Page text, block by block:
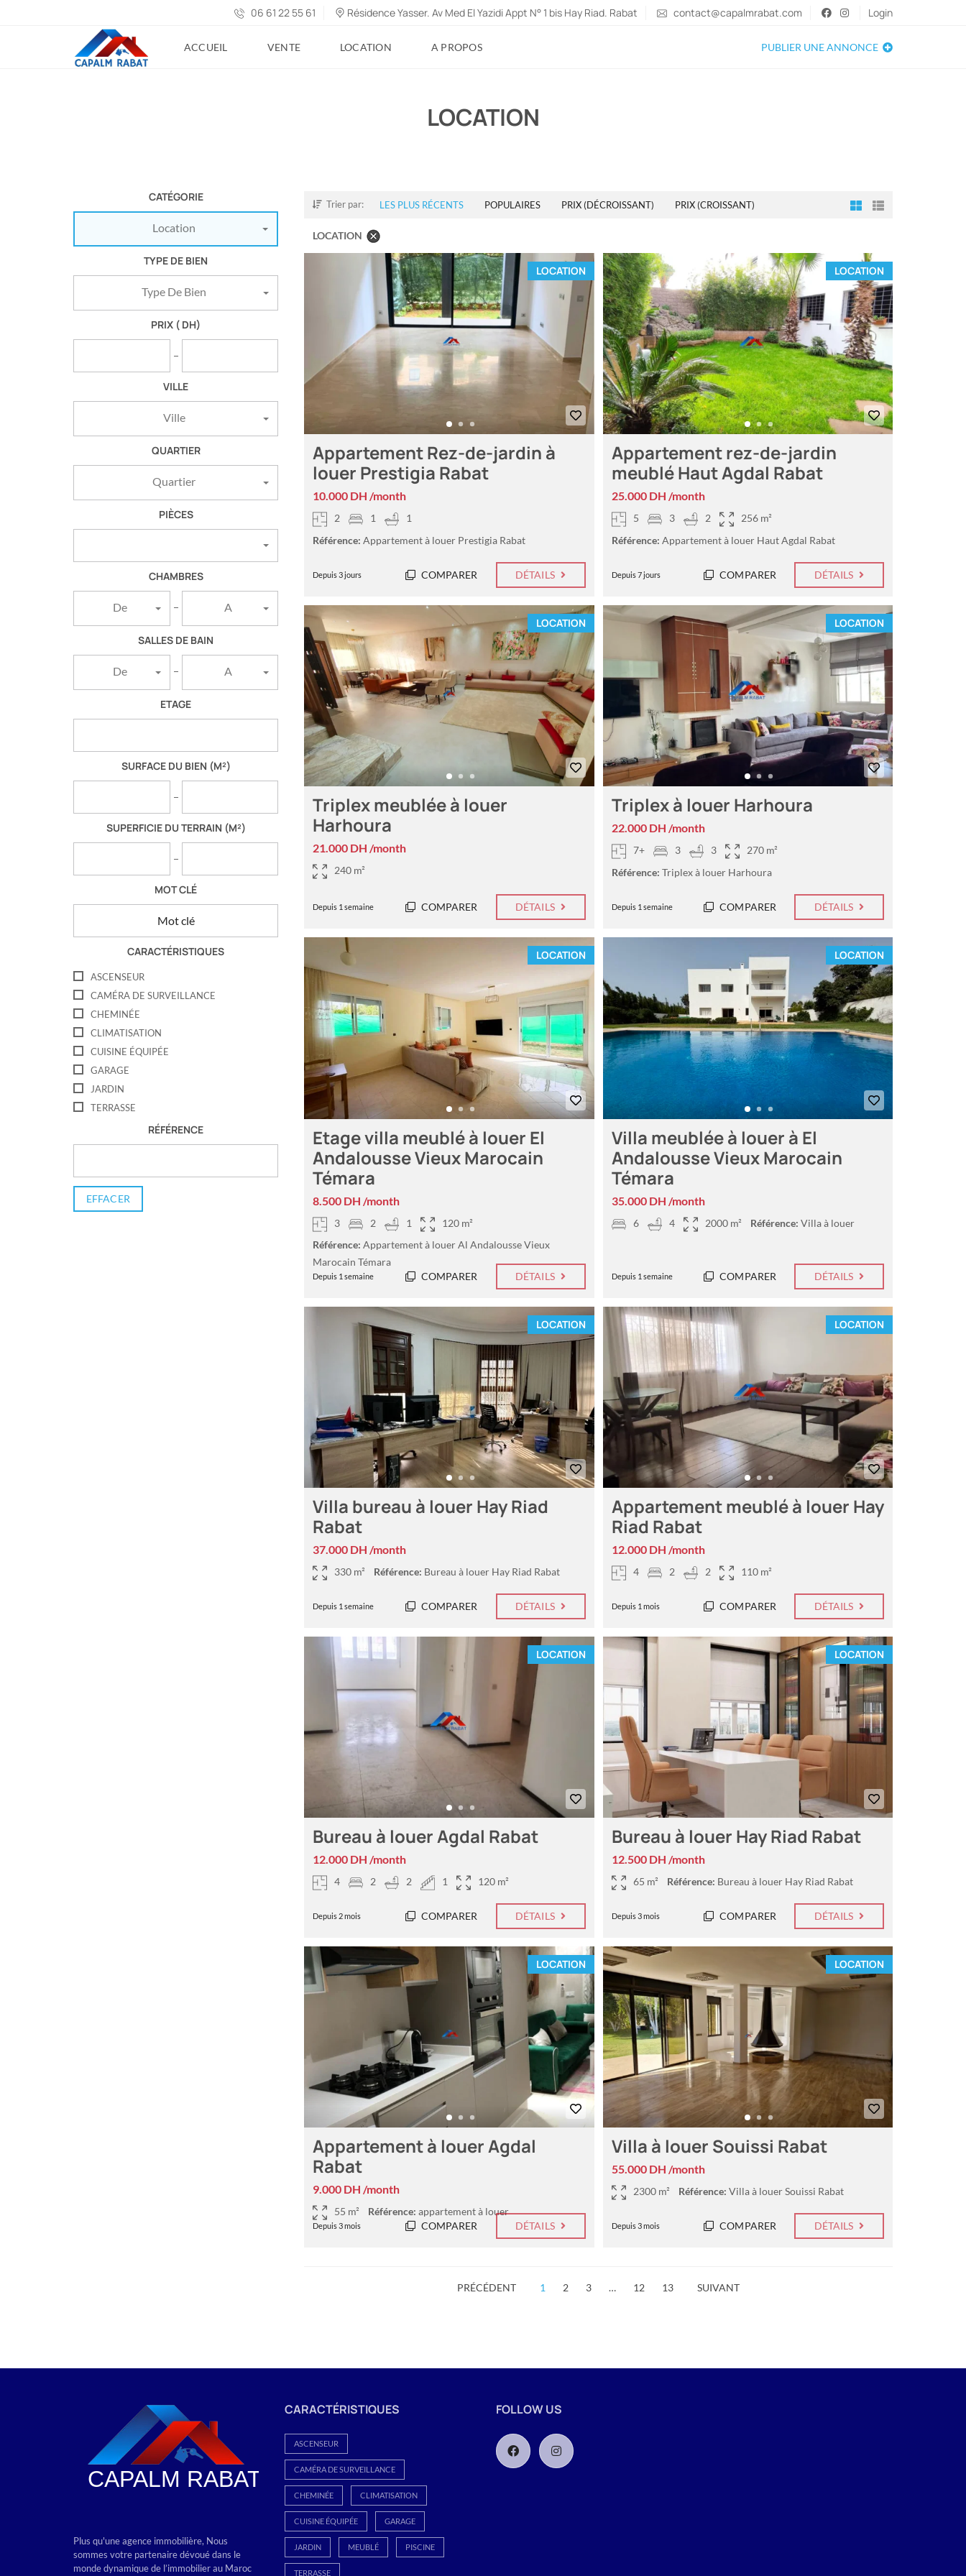
06 61 22 55 61 Résidence Yasser. Av Med El Yazidi Appt N° 1 bis Hay Riad. Rabat contact@capalmrabat.com Login
ACCUEIL VENTE LOCATION A PROPOS PUBLIER UNE ANNONCE
LOCATION
CATÉGORIE
Location
TYPE DE BIEN
Type De Bien
PRIX ( DH)
VILLE
Ville
QUARTIER
Quartier
PIÈCES
CHAMBRES
De A
SALLES DE BAIN
De A
ETAGE
SURFACE DU BIEN (M²)
SUPERFICIE DU TERRAIN (M²)
MOT CLÉ
CARACTÉRISTIQUES
ASCENSEUR
CAMÉRA DE SURVEILLANCE
CHEMINÉE
CLIMATISATION
CUISINE ÉQUIPÉE
GARAGE
JARDIN
TERRASSE
RÉFÉRENCE
EFFACER
Trier par: LES PLUS RÉCENTS POPULAIRES PRIX (DÉCROISSANT) PRIX (CROISSANT)
LOCATION
LOCATION
Appartement Rez-de-jardin à
louer Prestigia Rabat
10.000 DH /month
2 1
1
Référence: Appartement à louer Prestigia Rabat
Depuis 3 jours COMPARER DÉTAILS
LOCATION
Appartement rez-de-jardin
meublé Haut Agdal Rabat
25.000 DH /month
5 3 2
256 m²
Référence: Appartement à louer Haut Agdal Rabat
Depuis 7 jours COMPARER DÉTAILS
LOCATION
Triplex meublée à louer
Harhoura
21.000 DH /month
240 m²
Depuis 1 semaine COMPARER DÉTAILS
LOCATION
Triplex à louer Harhoura
22.000 DH /month
7+ 3 3
270 m²
Référence: Triplex à louer Harhoura
Depuis 1 semaine COMPARER DÉTAILS
LOCATION
Etage villa meublé à louer El
Andalousse Vieux Marocain
Témara
8.500 DH /month
3 2 1
120 m²
Référence: Appartement à louer Al Andalousse Vieux
Marocain Témara
Depuis 1 semaine COMPARER DÉTAILS
LOCATION
Villa meublée à louer à El
Andalousse Vieux Marocain
Témara
35.000 DH /month
6 4 2000 m² Référence: Villa à louer
Depuis 1 semaine COMPARER DÉTAILS
LOCATION
Villa bureau à louer Hay Riad
Rabat
37.000 DH /month
330 m² Référence: Bureau à louer Hay Riad Rabat
Depuis 1 semaine COMPARER DÉTAILS
LOCATION
Appartement meublé à louer Hay
Riad Rabat
12.000 DH /month
4 2 2 110 m²
Depuis 1 mois COMPARER DÉTAILS
LOCATION
Bureau à louer Agdal Rabat
12.000 DH /month
4 2 2 1 120 m²
Depuis 2 mois COMPARER DÉTAILS
LOCATION
Bureau à louer Hay Riad Rabat
12.500 DH /month
65 m² Référence: Bureau à louer Hay Riad Rabat
Depuis 3 mois COMPARER DÉTAILS
LOCATION
Appartement à louer Agdal
Rabat
9.000 DH /month
55 m² Référence: appartement à louer
Depuis 3 mois COMPARER DÉTAILS
LOCATION
Villa à louer Souissi Rabat
55.000 DH /month
2300 m² Référence: Villa à louer Souissi Rabat
Depuis 3 mois COMPARER DÉTAILS
PRÉCÉDENT 1 2 3 … 12 13 SUIVANT
Plus qu'une agence immobilière, Nous
sommes votre partenaire dévoué dans le
monde dynamique de l’immobilier au Maroc
CARACTÉRISTIQUES
ASCENSEUR
CAMÉRA DE SURVEILLANCE
CHEMINÉE CLIMATISATION
CUISINE ÉQUIPÉE GARAGE
JARDIN MEUBLÉ PISCINE
TERRASSE
FOLLOW US